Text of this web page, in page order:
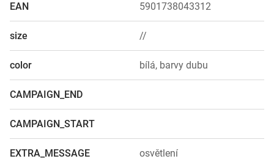
EAN 5901738043312
size //
color bílá, barvy dubu
CAMPAIGN_END
CAMPAIGN_START
EXTRA_MESSAGE osvětlení